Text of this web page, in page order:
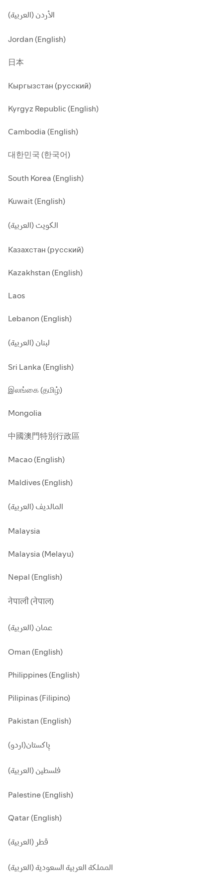
الأردن (العربية)
Jordan (English)
日本
Кыргызстан (русский)
Kyrgyz Republic (English)
Cambodia (English)
대한민국 (한국어)
South Korea (English)
Kuwait (English)
الكويت (العربية)
Казахстан (русский)
Kazakhstan (English)
Laos
Lebanon (English)
لبنان (العربية)
Sri Lanka (English)
இலங்கை (தமிழ்)
Mongolia
中國澳門特別行政區
Macao (English)
Maldives (English)
المالديف (العربية)
Malaysia
Malaysia (Melayu)
Nepal (English)
नेपाली (नेपाल)
عمان (العربية)
Oman (English)
Philippines (English)
Pilipinas (Filipino)
Pakistan (English)
پاکستان(اردو)
فلسطين (العربية)
Palestine (English)
Qatar (English)
قطر (العربية)
المملكة العربية السعودية (العربية)